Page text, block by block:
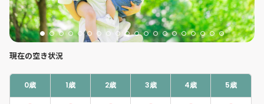
現在の空き状況
0歳 1歳 2歳 3歳 4歳 5歳